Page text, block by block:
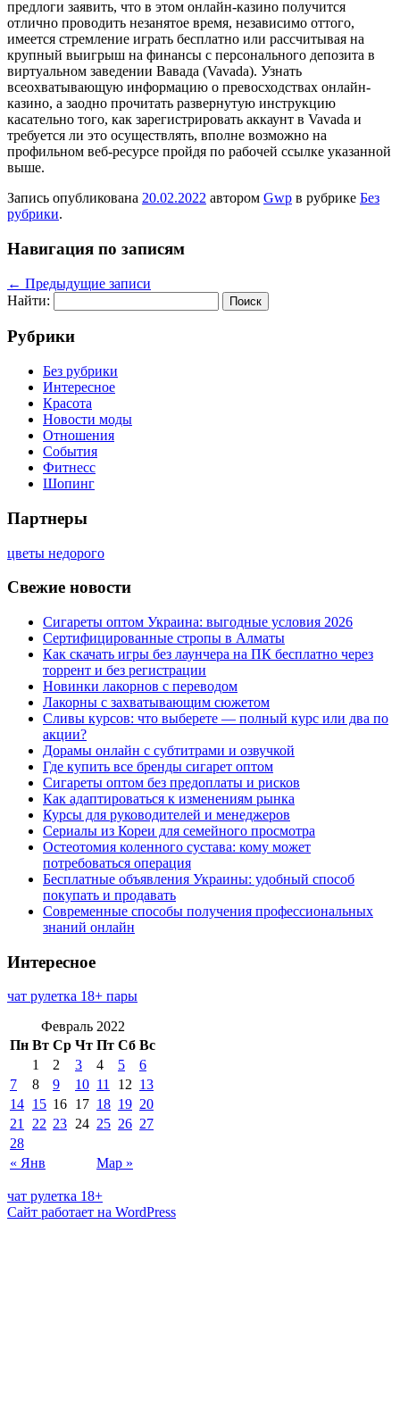
предлоги заявить, что в этом онлайн-казино получится
отлично проводить незанятое время, независимо оттого,
имеется стремление играть бесплатно или рассчитывая на
крупный выигрыш на финансы с персонального депозита в
виртуальном заведении Вавада (Vavada). Узнать
всеохватывающую информацию о превосходствах онлайн-
казино, а заодно прочитать развернутую инструкцию
касательно того, как зарегистрировать аккаунт в Vavada и
требуется ли это осуществлять, вполне возможно на
профильном веб-ресурсе пройдя по рабочей ссылке указанной
выше.
Запись опубликована 20.02.2022 автором Gwp в рубрике Без
рубрики.
Навигация по записям
← Предыдущие записи
Найти:
Рубрики
Без рубрики
Интересное
Красота
Новости моды
Отношения
События
Фитнесс
Шопинг
Партнеры
цветы недорого
Свежие новости
Сигареты оптом Украина: выгодные условия 2026
Сертифицированные стропы в Алматы
Как скачать игры без лаунчера на ПК бесплатно через
торрент и без регистрации
Новинки лакорнов с переводом
Лакорны с захватывающим сюжетом
Сливы курсов: что выберете — полный курс или два по
акции?
Дорамы онлайн с субтитрами и озвучкой
Где купить все бренды сигарет оптом
Сигареты оптом без предоплаты и рисков
Как адаптироваться к изменениям рынка
Курсы для руководителей и менеджеров
Сериалы из Кореи для семейного просмотра
Остеотомия коленного сустава: кому может
потребоваться операция
Бесплатные объявления Украины: удобный способ
покупать и продавать
Современные способы получения профессиональных
знаний онлайн
Интересное
чат рулетка 18+ пары
Февраль 2022
Пн Вт Ср Чт Пт Сб Вс
« Янв Мар »
1 2 3 4 5
6
7
8 9 10 11 12 13
14 15 16 17 18 19 20
21 22 23 24 25 26 27
28
чат рулетка 18+
Сайт работает на WordPress